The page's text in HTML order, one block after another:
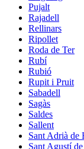
Pujalt
Rajadell
Rellinars
Ripollet
Roda de Ter
Rubí
Rubió
Rupit i Pruit
Sabadell
Sagàs
Saldes
Sallent
Sant Adrià de
Sant Agustí